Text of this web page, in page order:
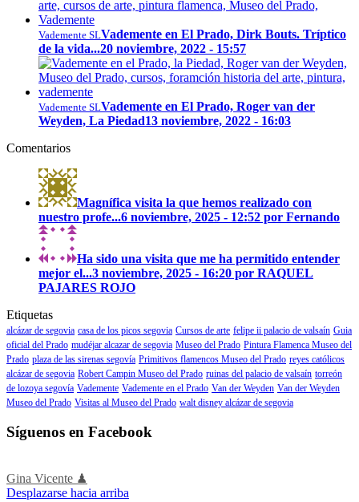
Vademente SLVademente en El Prado, Dirk Bouts. Tríptico
de la vida...20 noviembre, 2022 - 15:57
Vademente SLVademente en El Prado, Roger van der
Weyden, La Piedad13 noviembre, 2022 - 16:03
Comentarios
Magnífica visita la que hemos realizado con
nuestro profe...6 noviembre, 2025 - 12:52 por Fernando
Ha sido una visita que me ha permitido entender
mejor el...3 noviembre, 2025 - 16:20 por RAQUEL
PAJARES ROJO
Etiquetas
alcázar de segovia casa de los picos segovia Cursos de arte felipe ii palacio de valsaín Guia
oficial del Prado mudéjar alcazar de segovia Museo del Prado Pintura Flamenca Museo del
Prado plaza de las sirenas segovía Primitivos flamencos Museo del Prado reyes católicos
alcázar de segovia Robert Campin Museo del Prado ruinas del palacio de valsaín torreón
de lozoya segovía Vademente Vademente en el Prado Van der Weyden Van der Weyden
Museo del Prado Visitas al Museo del Prado walt disney alcázar de segovia
Síguenos en Facebook
Gina Vicente ♟
Desplazarse hacia arriba